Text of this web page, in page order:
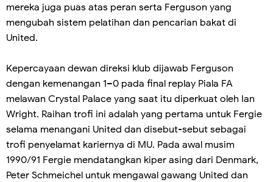
mereka juga puas atas peran serta Ferguson yang
mengubah sistem pelatihan dan pencarian bakat di
United.
Kepercayaan dewan direksi klub dijawab Ferguson
dengan kemenangan 1–0 pada final replay Piala FA
melawan Crystal Palace yang saat itu diperkuat oleh Ian
Wright. Raihan trofi ini adalah yang pertama untuk Fergie
selama menangani United dan disebut-sebut sebagai
trofi penyelamat kariernya di MU. Pada awal musim
1990/91 Fergie mendatangkan kiper asing dari Denmark,
Peter Schmeichel untuk mengawal gawang United dan